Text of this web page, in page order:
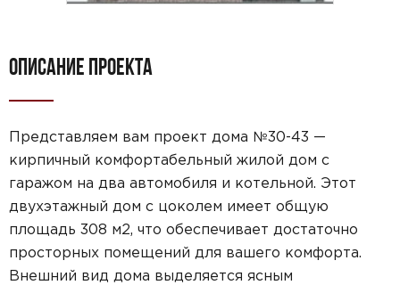
ОПИСАНИЕ ПРОЕКТА
Представляем вам проект дома №30-43 —
кирпичный комфортабельный жилой дом с
гаражом на два автомобиля и котельной. Этот
двухэтажный дом с цоколем имеет общую
площадь 308 м2, что обеспечивает достаточно
просторных помещений для вашего комфорта.
Внешний вид дома выделяется ясным